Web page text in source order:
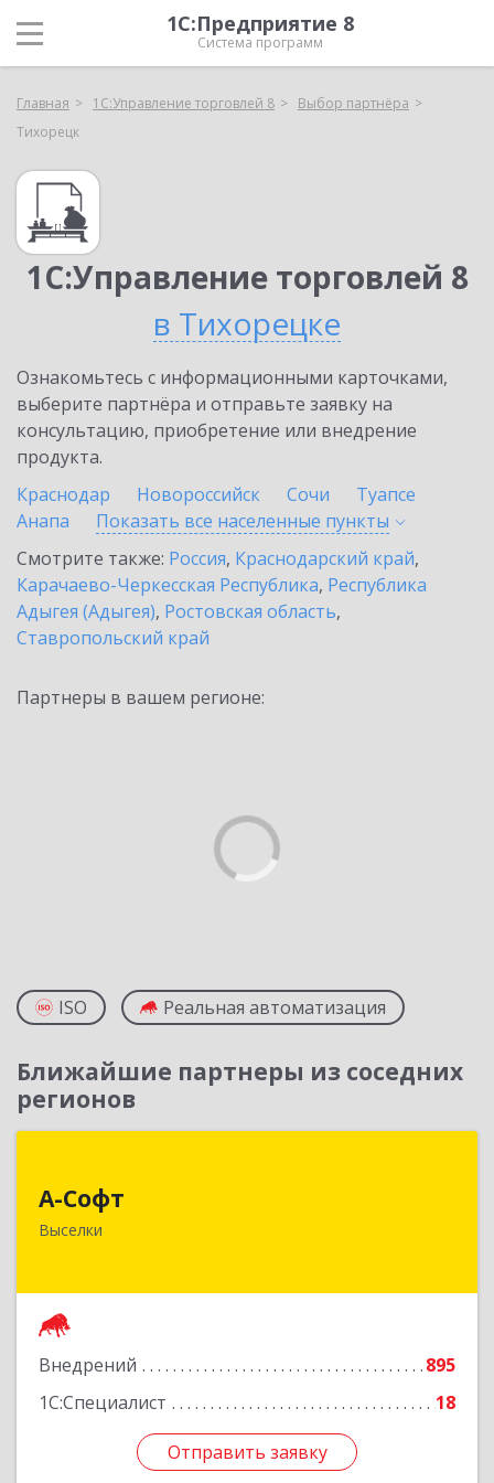
1С:Предприятие 8
Система программ
Главная 1С:Управление торговлей 8
Выбор партнёра
Тихорецк
1С:Управление торговлей 8
в Тихорецке
Ознакомьтесь с информационными карточками,
выберите партнёра и отправьте заявку на
консультацию, приобретение или внедрение
продукта.
Краснодар
Новороссийск Сочи
Туапсе
Анапа
Показать все населенные пункты
Смотрите также: Россия, Краснодарский край,
Карачаево-Черкесская Республика, Республика
Адыгея (Адыгея), Ростовская область,
Ставропольский край
Партнеры в вашем регионе:
ISO Реальная автоматизация
Ближайшие партнеры из соседних
регионов
А-Софт
Выселки
Внедрений
895
1С:Специалист
18
Отправить заявку
353100, Краснодарский край, Выселковский
район, Выселки ст-ца, Степная ул, дом № 1
Подробнее
Отправить заявку